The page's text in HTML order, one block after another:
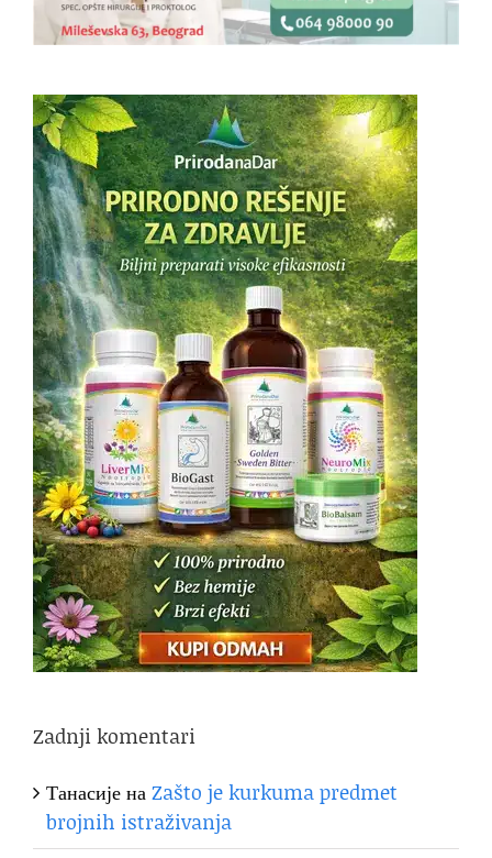
Zadnji komentari
ТанасијенаZašto je kurkuma predmet
brojnih istraživanja